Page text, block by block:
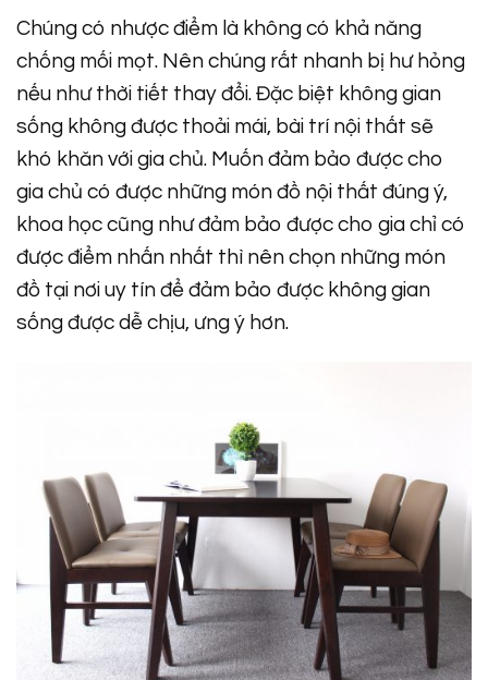
Chúng có nhược điểm là không có khả năng
chống mối mọt. Nên chúng rất nhanh bị hư hỏng
nếu như thời tiết thay đổi. Đặc biệt không gian
sống không được thoải mái, bài trí nội thất sẽ
khó khăn với gia chủ. Muốn đảm bảo được cho
gia chủ có được những món đồ nội thất đúng ý,
khoa học cũng như đảm bảo được cho gia chỉ có
được điểm nhấn nhất thì nên chọn những món
đồ tại nơi uy tín để đảm bảo được không gian
sống được dễ chịu, ưng ý hơn.